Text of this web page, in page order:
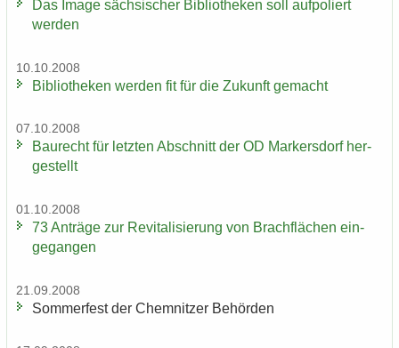
Das Image säch­si­scher Bi­blio­the­ken soll auf­po­liert
wer­den
10.10.2008
Bi­blio­the­ken wer­den fit für die Zu­kunft ge­macht
07.10.2008
Bau­recht für letz­ten Ab­schnitt der OD Mar­kers­dorf her­
ge­stellt
01.10.2008
73 An­trä­ge zur Re­vi­ta­li­sie­rung von Brach­flä­chen ein­
ge­gan­gen
21.09.2008
Som­mer­fest der Chem­nit­zer Be­hör­den